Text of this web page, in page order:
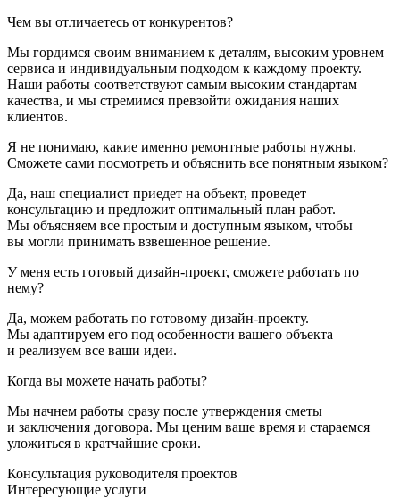
Чем вы отличаетесь от конкурентов?
Мы гордимся своим вниманием к деталям, высоким уровнем
сервиса и индивидуальным подходом к каждому проекту.
Наши работы соответствуют самым высоким стандартам
качества, и мы стремимся превзойти ожидания наших
клиентов.
Я не понимаю, какие именно ремонтные работы нужны.
Сможете сами посмотреть и объяснить все понятным языком?
Да, наш специалист приедет на объект, проведет
консультацию и предложит оптимальный план работ.
Мы объясняем все простым и доступным языком, чтобы
вы могли принимать взвешенное решение.
У меня есть готовый дизайн-проект, сможете работать по
нему?
Да, можем работать по готовому дизайн-проекту.
Мы адаптируем его под особенности вашего объекта
и реализуем все ваши идеи.
Когда вы можете начать работы?
Мы начнем работы сразу после утверждения сметы
и заключения договора. Мы ценим ваше время и стараемся
уложиться в кратчайшие сроки.
Консультация руководителя проектов
Интересующие услуги